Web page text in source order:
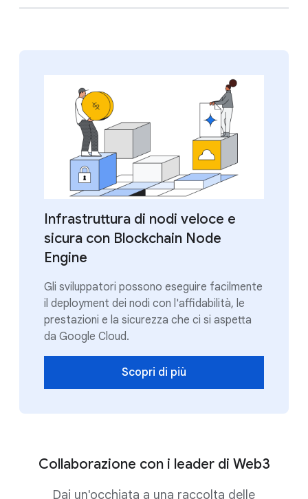
Infrastruttura di nodi veloce e
sicura con Blockchain Node
Engine
Gli sviluppatori possono eseguire facilmente
il deployment dei nodi con l'affidabilità, le
prestazioni e la sicurezza che ci si aspetta
da Google Cloud.
Scopri di più
Collaborazione con i leader di Web3
Dai un'occhiata a una raccolta delle